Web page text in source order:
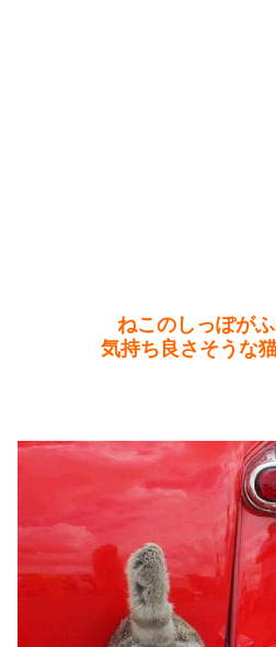
ねこのしっぽが
気持ち良さそうな